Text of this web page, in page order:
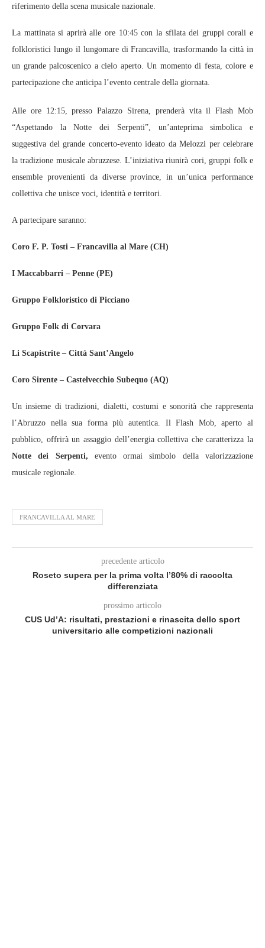
riferimento della scena musicale nazionale.
La mattinata si aprirà alle ore 10:45 con la sfilata dei gruppi corali e
folkloristici lungo il lungomare di Francavilla, trasformando la città in
un grande palcoscenico a cielo aperto. Un momento di festa, colore e
partecipazione che anticipa l’evento centrale della giornata.
Alle ore 12:15, presso Palazzo Sirena, prenderà vita il Flash Mob
“Aspettando la Notte dei Serpenti”, un’anteprima simbolica e
suggestiva del grande concerto-evento ideato da Melozzi per celebrare
la tradizione musicale abruzzese. L’iniziativa riunirà cori, gruppi folk e
ensemble provenienti da diverse province, in un’unica performance
collettiva che unisce voci, identità e territori.
A partecipare saranno:
Coro F. P. Tosti – Francavilla al Mare (CH)
I Maccabbarri – Penne (PE)
Gruppo Folkloristico di Picciano
Gruppo Folk di Corvara
Li Scapistrite – Città Sant’Angelo
Coro Sirente – Castelvecchio Subequo (AQ)
Un insieme di tradizioni, dialetti, costumi e sonorità che rappresenta
l’Abruzzo nella sua forma più autentica. Il Flash Mob, aperto al
pubblico, offrirà un assaggio dell’energia collettiva che caratterizza la
Notte dei Serpenti, evento ormai simbolo della valorizzazione
musicale regionale.
FRANCAVILLA AL MARE
precedente articolo
Roseto supera per la prima volta l’80% di raccolta
differenziata
prossimo articolo
CUS Ud’A: risultati, prestazioni e rinascita dello sport
universitario alle competizioni nazionali